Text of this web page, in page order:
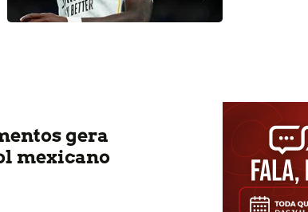
gera
mexicano